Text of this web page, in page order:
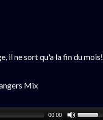
il ne sort qu'a la fin du mois!
Mix
00:00